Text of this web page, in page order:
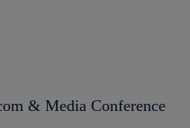
& Media Conference